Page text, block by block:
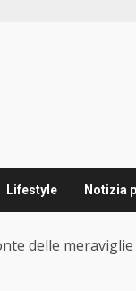
Lifestyle Notizia
delle